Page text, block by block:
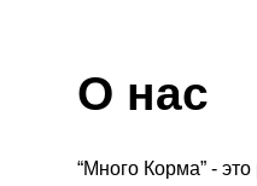
“Много Корма” -
О нас